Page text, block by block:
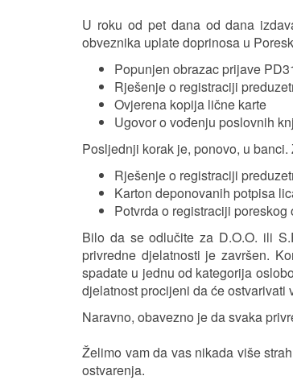
U roku od pet dana od dana
obveznika uplate doprinosa u
Popunjen obrazac prijave
Rješenje o registraciji
Ovjerena kopija lične karte
Ugovor o vođenju poslovnih
Posljednji korak je, ponovo, u
Rješenje o registraciji
Karton deponovanih potpisa
Potvrda o registraciji poreskog
Bilo da se odlučite za D.O.O. ili
privredne djelatnosti je završen.
spadate u jednu od kategorija
djelatnost procijeni da će ostvarivati
Naravno, obavezno je da svaka
Želimo vam da vas nikada više
ostvarenja.